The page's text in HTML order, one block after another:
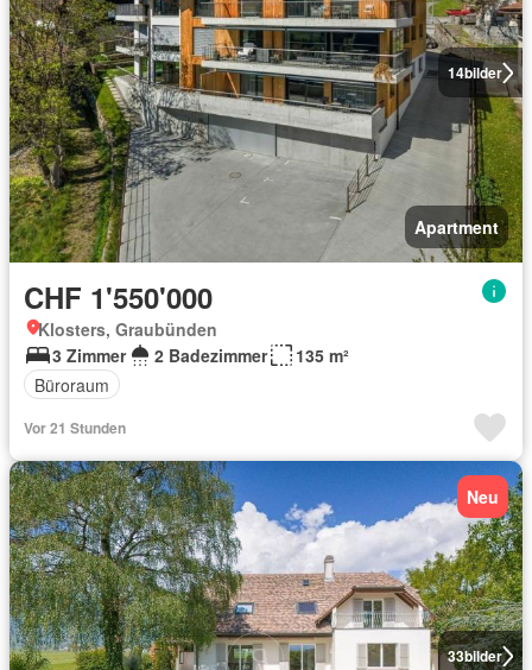
14bilder
Apartment
CHF 1'550'000
Klosters, Graubünden
3 Zimmer
2 Badezimmer
135 m²
Büroraum
Vor 21 Stunden
33bilder
Neu